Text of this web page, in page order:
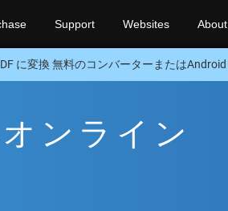
Support Websites About
に変換 無料のコンバーターまたはAndroid
ンライン